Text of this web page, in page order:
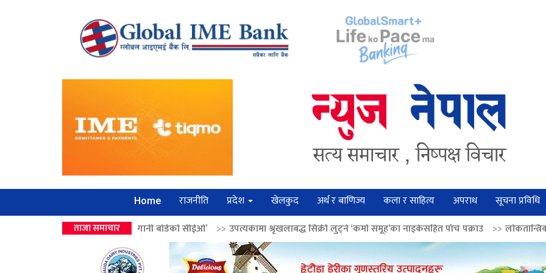
Home राजनीति प्रदेश खेलकुद अर्थ र बाणिज्य कला र साहित्य अपराध सूचना प्रविधि
ताजा समाचार
उपहार ‘लगानी बोर्डको सीईओ’ >> उपत्यकामा श्रृंखलाबद्ध सिक्री लुट्ने ‘कर्मा समूह’का नाइकेसहित पाँच पक्राउ >>लोकतान्त्रिक मूल्य सुदृढ बनाउन